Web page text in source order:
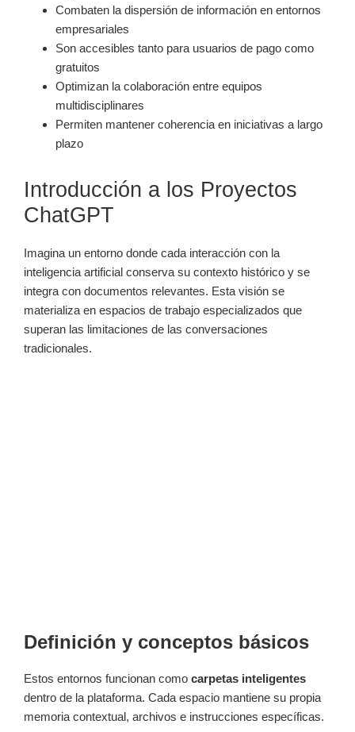
Combaten la dispersión de información en entornos
empresariales
Son accesibles tanto para usuarios de pago como
gratuitos
Optimizan la colaboración entre equipos
multidisciplinares
Permiten mantener coherencia en iniciativas a largo
plazo
Introducción a los Proyectos
ChatGPT
Imagina un entorno donde cada interacción con la
inteligencia artificial conserva su contexto histórico y se
integra con documentos relevantes. Esta visión se
materializa en espacios de trabajo especializados que
superan las limitaciones de las conversaciones
tradicionales.
Definición y conceptos básicos
Estos entornos funcionan como carpetas inteligentes
dentro de la plataforma. Cada espacio mantiene su propia
memoria contextual, archivos e instrucciones específicas.